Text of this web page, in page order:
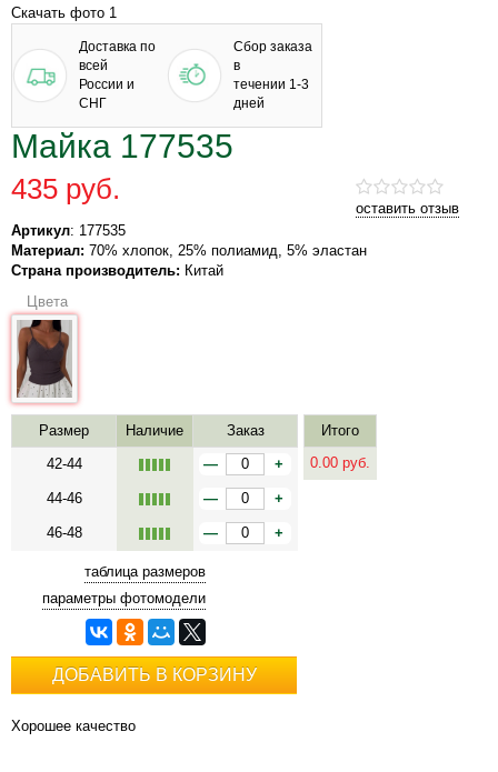
Скачать фото 1
Доставка по
всей
России и
СНГ
Сбор заказа
в
течении 1-3
дней
Майка 177535
оставить отзыв
435 руб.
Артикул: 177535
Материал: 70% хлопок, 25% полиамид, 5% эластан
Страна производитель: Китай
Цвета
Размер Наличие
Заказ
42-44
— +
44-46 — +
46-48 — +
Итого
0.00 руб.
таблица размеров
параметры фотомодели
ДОБАВИТЬ В КОРЗИНУ
Хорошее качество